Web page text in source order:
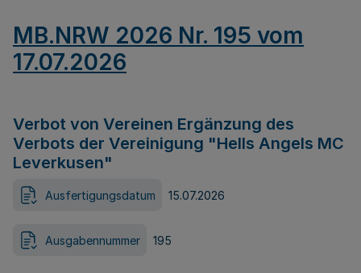
MB.NRW 2026 Nr. 195 vom
17.07.2026
Verbot von Vereinen Ergänzung des
Verbots der Vereinigung "Hells Angels MC
Leverkusen"
Ausfertigungsdatum 15.07.2026
Ausgabennummer 195